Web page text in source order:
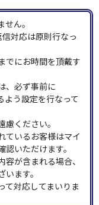
ん。
対応は原則行なっ
でにお時間を頂戴す
、必ず事前に
よう設定を行なって
ください。
ているお客様はマイ
いただけます。
が含まれる場合、
ます。
対応してまいりま